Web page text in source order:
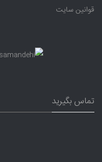
قوانین سایت
تماس بگیرید